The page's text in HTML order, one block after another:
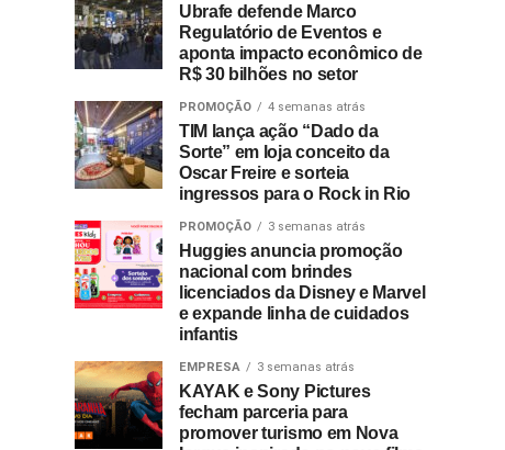
Ubrafe defende Marco
Regulatório de Eventos e
aponta impacto econômico de
R$ 30 bilhões no setor
PROMOÇÃO 4 semanas atrás
TIM lança ação “Dado da
Sorte” em loja conceito da
Oscar Freire e sorteia
ingressos para o Rock in Rio
PROMOÇÃO 3 semanas atrás
Huggies anuncia promoção
nacional com brindes
licenciados da Disney e Marvel
e expande linha de cuidados
infantis
EMPRESA 3 semanas atrás
KAYAK e Sony Pictures
fecham parceria para
promover turismo em Nova